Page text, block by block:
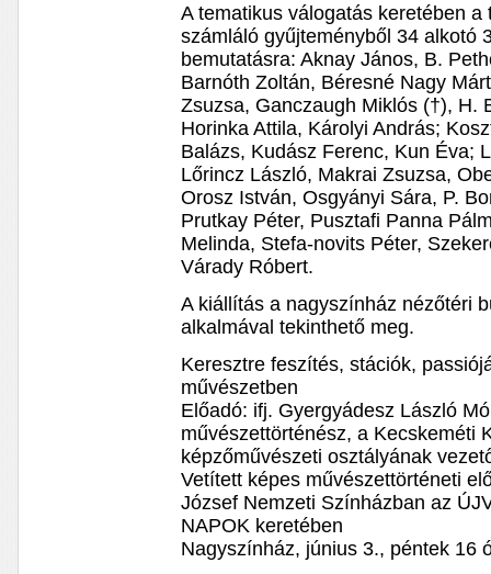
A tematikus válogatás keretében
számláló gyűjteményből 34 alkotó
bemutatásra: Aknay János, B.
Barnóth Zoltán, Béresné Nagy
Zsuzsa, Ganczaugh Miklós (†), H.
Horinka Attila, Károlyi András;
Balázs, Kudász Ferenc, Kun Éva;
Lőrincz László, Makrai Zsuzsa,
Orosz István, Osgyányi Sára, P.
Prutkay Péter, Pusztafi Panna
Melinda, Stefa-novits Péter,
Várady Róbert.
A kiállítás a nagyszínház nézőtéri
alkalmával tekinthető meg.
Keresztre feszítés, stációk,
művészetben
Előadó: ifj. Gyergyádesz László
művészettörténész, a Kecskeméti
képzőművészeti osztályának
Vetített képes művészettörténeti
József Nemzeti Színházban az
NAPOK keretében
Nagyszínház, június 3., péntek 16